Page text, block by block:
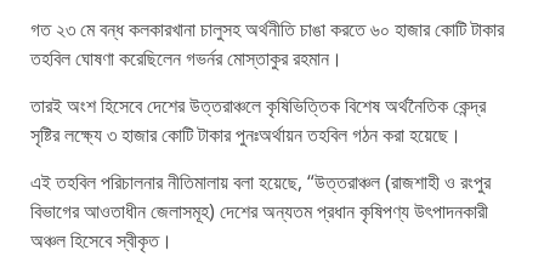
গত ২৩ মে বন্ধ কলকারখানা চালুসহ অর্থনীতি চাঙা করতে ৬০ হাজার কোটি টাকার
তহবিল ঘোষণা করেছিলেন গভর্নর মোস্তাকুর রহমান।
তারই অংশ হিসেবে দেশের উত্তরাঞ্চলে কৃষিভিত্তিক বিশেষ অর্থনৈতিক কেন্দ্র
সৃষ্টির লক্ষ্যে ৩ হাজার কোটি টাকার পুনঃঅর্থায়ন তহবিল গঠন করা হয়েছে।
এই তহবিল পরিচালনার নীতিমালায় বলা হয়েছে, “উত্তরাঞ্চল (রাজশাহী ও রংপুর
বিভাগের আওতাধীন জেলাসমূহ) দেশের অন্যতম প্রধান কৃষিপণ্য উৎপাদনকারী
অঞ্চল হিসেবে স্বীকৃত।